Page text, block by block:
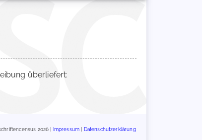
überliefert:
2026 | Impressum Datenschutzerklärung